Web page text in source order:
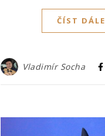
ČÍST DÁLE
Vladimír Socha